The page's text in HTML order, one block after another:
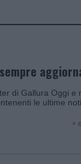
di Gallura Oggi e
le ultime
*